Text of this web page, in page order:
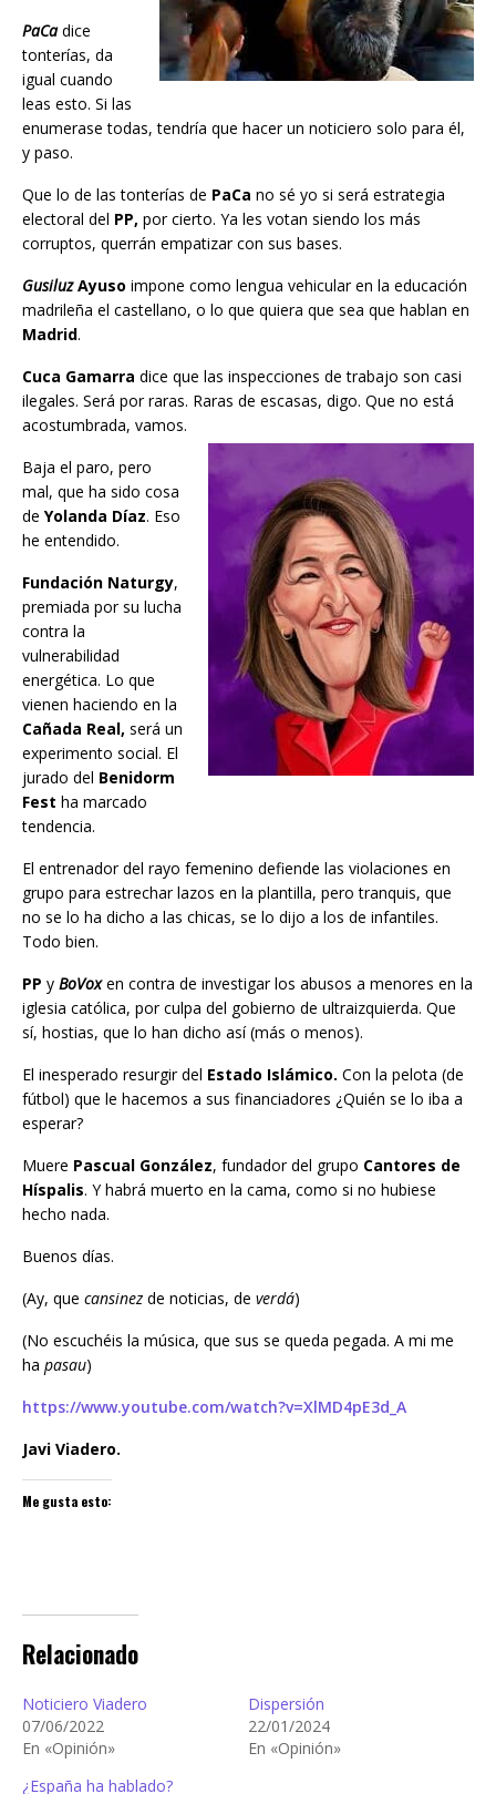
PaCadice
tonterías, da
igual cuando
leas esto. Si las
enumerase todas, tendría que hacer un noticiero solo para él,
y paso.
Que lo de las tonterías de PaCa no sé yo si será estrategia
electoral del PP, por cierto. Ya les votan siendo los más
corruptos, querrán empatizar con sus bases.
GusiluzAyuso impone como lengua vehicular en la educación
madrileña el castellano, o lo que quiera que sea que hablan en
Madrid.
Cuca Gamarra dice que las inspecciones de trabajo son casi
ilegales. Será por raras. Raras de escasas, digo. Que no está
acostumbrada, vamos.
Baja el paro, pero
mal, que ha sido cosa
de Yolanda Díaz. Eso
he entendido.
Fundación Naturgy,
premiada por su lucha
contra la
vulnerabilidad
energética. Lo que
vienen haciendo en la
Cañada Real, será un
experimento social. El
jurado del Benidorm
Fest ha marcado
tendencia.
El entrenador del rayo femenino defiende las violaciones en
grupo para estrechar lazos en la plantilla, pero tranquis, que
no se lo ha dicho a las chicas, se lo dijo a los de infantiles.
Todo bien.
PP y BoVox en contra de investigar los abusos a menores en la
iglesia católica, por culpa del gobierno de ultraizquierda. Que
sí, hostias, que lo han dicho así (más o menos).
El inesperado resurgir del Estado Islámico. Con la pelota (de
fútbol) que le hacemos a sus financiadores ¿Quién se lo iba a
esperar?
Muere Pascual González, fundador del grupo Cantores de
Híspalis. Y habrá muerto en la cama, como si no hubiese
hecho nada.
Buenos días.
(Ay, que cansinez de noticias, de verdá)
(No escuchéis la música, que sus se queda pegada. A mi me
ha pasau)
https://www.youtube.com/watch?v=XlMD4pE3d_A
Javi Viadero.
Me gusta esto:
Relacionado
Noticiero Viadero
07/06/2022
En «Opinión»
Dispersión
22/01/2024
En «Opinión»
¿España ha hablado?